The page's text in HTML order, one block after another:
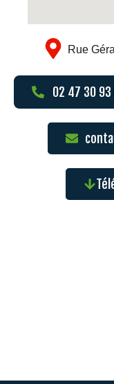
Rue
02 47 30 93